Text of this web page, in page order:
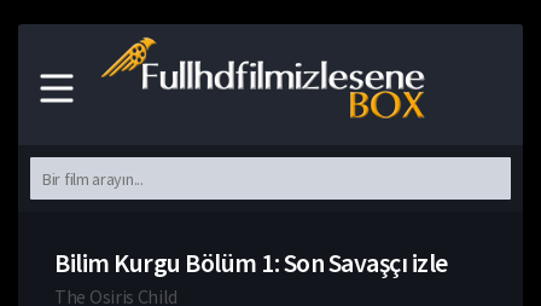
Bilim Kurgu Bölüm 1: Son Savaşçı izle
The Osiris Child